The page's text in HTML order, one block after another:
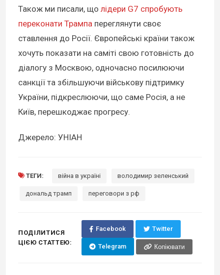
Також ми писали, що лідери G7 спробують
переконати Трампа переглянути своє
ставлення до Росії. Європейські країни також
хочуть показати на саміті свою готовність до
діалогу з Москвою, одночасно посилюючи
санкції та збільшуючи військову підтримку
України, підкреслюючи, що саме Росія, а не
Київ, перешкоджає прогресу.
Джерело: УНІАН
ТЕГИ: війна в україні володимир зеленський
дональд трамп переговори з рф
ПОДІЛИТИСЯ
ЦІЄЮ СТАТТЕЮ:
Facebook Twitter
Telegram Копіювати